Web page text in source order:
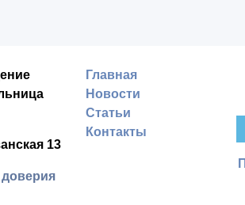
13
Главная
Новости
Статьи
Контакты